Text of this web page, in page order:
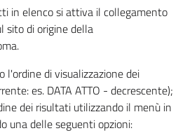
in elenco si attiva il collegamento
sito di origine della
l'ordine di visualizzazione dei
es. DATA ATTO - decrescente);
dei risultati utilizzando il menù in
una delle seguenti opzioni: